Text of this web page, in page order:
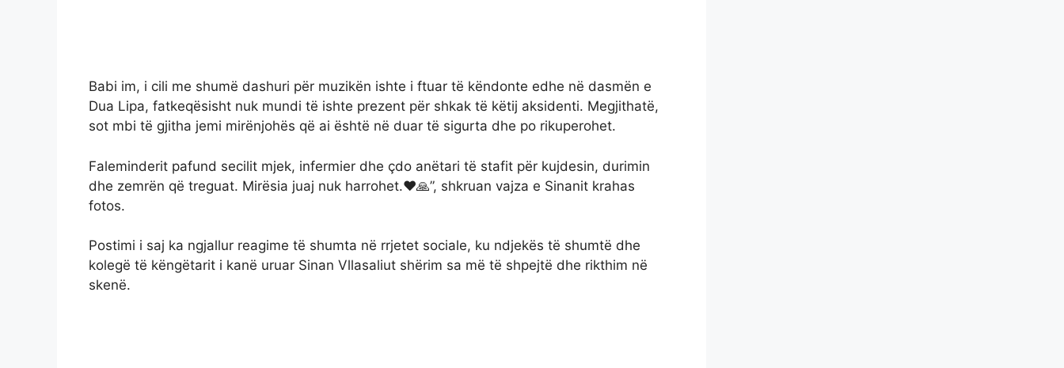
Babi im, i cili me shumë dashuri për muzikën ishte i ftuar të këndonte edhe në dasmën e
Dua Lipa, fatkeqësisht nuk mundi të ishte prezent për shkak të këtij aksidenti. Megjithatë,
sot mbi të gjitha jemi mirënjohës që ai është në duar të sigurta dhe po rikuperohet.
Faleminderit pafund secilit mjek, infermier dhe çdo anëtari të stafit për kujdesin, durimin
dhe zemrën që treguat. Mirësia juaj nuk harrohet.❤️🙏”, shkruan vajza e Sinanit krahas
fotos.
Postimi i saj ka ngjallur reagime të shumta në rrjetet sociale, ku ndjekës të shumtë dhe
kolegë të këngëtarit i kanë uruar Sinan Vllasaliut shërim sa më të shpejtë dhe rikthim në
skenë.